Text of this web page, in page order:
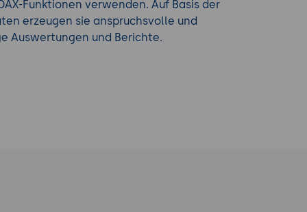
Funktionen verwenden. Auf Basis der
erzeugen sie anspruchsvolle und
Auswertungen und Berichte.